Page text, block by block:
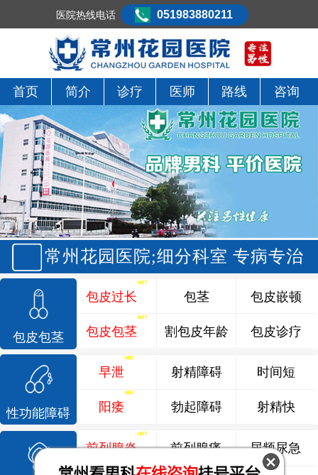
首页 简介 诊疗 医师 路线 咨询
常州花园医院;细分科室 专病专治
包皮包茎
包皮过长
包皮包茎
包茎
割包皮年龄
包皮嵌顿
包皮诊疗
性功能障碍
早泄
阳痿
射精障碍
勃起障碍
时间短
射精快
前列腺炎 前列腺痛 尿频尿急
医院热线电话 051983880211